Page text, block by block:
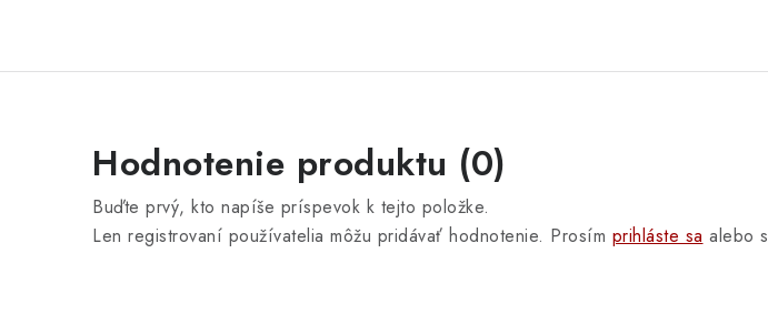
Hodnotenie produktu (0)
Buďte prvý, kto napíše príspevok k tejto položke.
Len registrovaní používatelia môžu pridávať hodnotenie. Prosím prihláste sa alebo